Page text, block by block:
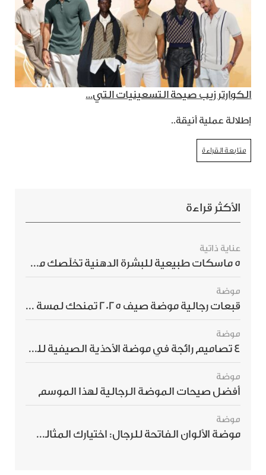
الكوارتر زيب صيحة التسعينيات التي...
إطلالة عملية أنيقة..
متابعة القراءة
الأكثر قراءة
عناية ذاتية
5 ماسكات طبيعية للبشرة الدهنية تخلّصك من الحبوب بسرعة
موضة
قبعات رجالية موضة صيف 2025 تمنحك لمسة أناقة استثنائية
موضة
4 تصاميم رائجة في موضة الأحذية الصيفية للرجال هذا الموسم
موضة
أفضل صيحات الموضة الرجالية لهذا الموسم
موضة
موضة الألوان الفاتحة للرجال: اختيارك المثالي لإطلالة صيفية مبهرة